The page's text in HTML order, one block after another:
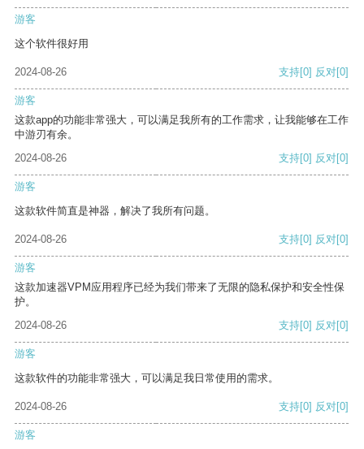
游客
这个软件很好用
2024-08-26 支持[0] 反对[0]
游客
这款app的功能非常强大，可以满足我所有的工作需求，让我能够在工作
中游刃有余。
2024-08-26
支持[0] 反对[0]
游客
这款软件简直是神器，解决了我所有问题。
2024-08-26 支持[0] 反对[0]
游客
这款加速器VPM应用程序已经为我们带来了无限的隐私保护和安全性保
护。
2024-08-26
支持[0] 反对[0]
游客
这款软件的功能非常强大，可以满足我日常使用的需求。
2024-08-26 支持[0] 反对[0]
游客